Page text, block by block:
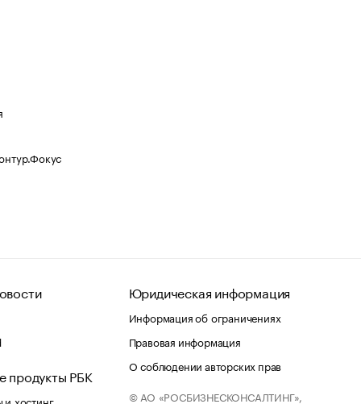
продукты РБК
хостинг
Юридическая информация
Информация об ограничениях
Правовая информация
О соблюдении авторских прав
© АО «РОСБИЗНЕСКОНСАЛТИНГ»,